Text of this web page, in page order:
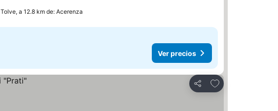
Tolve, a 12.8 km de: Acerenza
Ver precios
Compartir
Agregar a favoritos